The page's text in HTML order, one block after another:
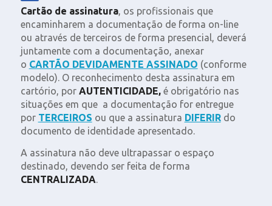
Cartão de assinatura, os profissionais que
encaminharem a documentação de forma on-line
ou através de terceiros de forma presencial, deverá
juntamente com a documentação, anexar
o CARTÃO DEVIDAMENTE ASSINADO (conforme
modelo). O reconhecimento desta assinatura em
cartório, por AUTENTICIDADE,é obrigatório nas
situações em que a documentação for entregue
por TERCEIROS ou que a assinatura DIFERIRdo
documento de identidade apresentado.
A assinatura não deve ultrapassar o espaço
destinado, devendo ser feita de forma
CENTRALIZADA.